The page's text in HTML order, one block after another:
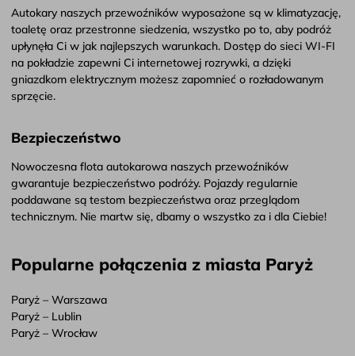
Autokary naszych przewoźników wyposażone są w klimatyzację,
toaletę oraz przestronne siedzenia, wszystko po to, aby podróż
upłynęła Ci w jak najlepszych warunkach. Dostęp do sieci WI-FI
na pokładzie zapewni Ci internetowej rozrywki, a dzięki
gniazdkom elektrycznym możesz zapomnieć o rozładowanym
sprzęcie.
Bezpieczeństwo
Nowoczesna flota autokarowa naszych przewoźników
gwarantuje bezpieczeństwo podróży. Pojazdy regularnie
poddawane są testom bezpieczeństwa oraz przeglądom
technicznym. Nie martw się, dbamy o wszystko za i dla Ciebie!
Popularne połączenia z miasta Paryż
Paryż – Warszawa
Paryż – Lublin
Paryż – Wrocław